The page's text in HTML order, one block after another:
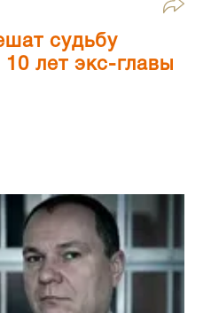
судьбу
лет экс-главы